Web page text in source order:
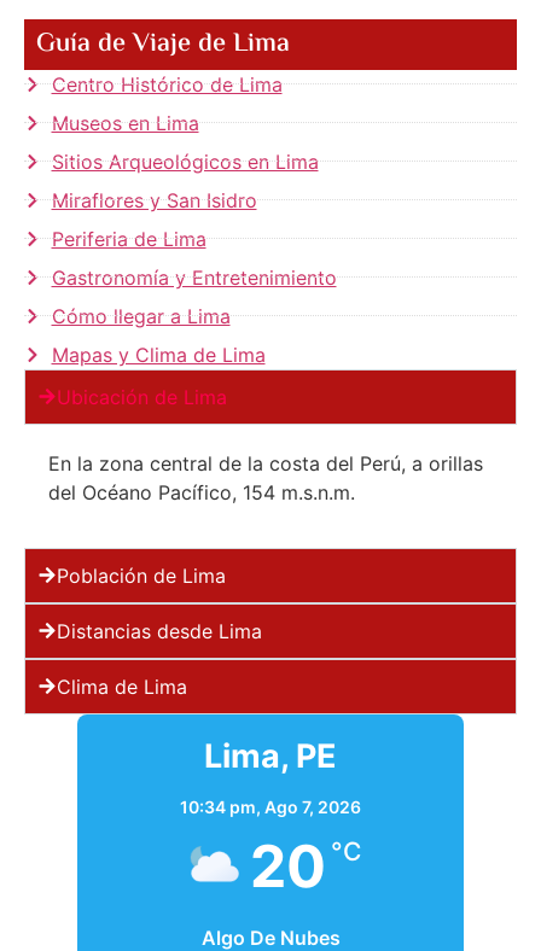
Guía de Viaje de Lima
Centro Histórico de Lima
Museos en Lima
Sitios Arqueológicos en Lima
Miraflores y San Isidro
Periferia de Lima
Gastronomía y Entretenimiento
Cómo llegar a Lima
Mapas y Clima de Lima
Ubicación de Lima
En la zona central de la costa del Perú, a orillas
del Océano Pacífico, 154 m.s.n.m.
Población de Lima
Distancias desde Lima
Clima de Lima
Lima, PE
10:34 pm, Ago 7, 2026
20 °C
Algo De Nubes